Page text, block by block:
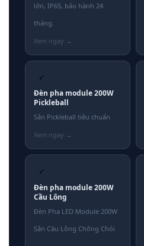
lớn, IP65, bảo hành 24
tháng.
✓
Đèn pha module 200W
Pickleball
Sân Pickleball tiêu chuẩn
✓
Đèn pha module 200W
Cầu Lông
Đèn Pha LED Module 200W
Sân Cầu Lông Chống Chói